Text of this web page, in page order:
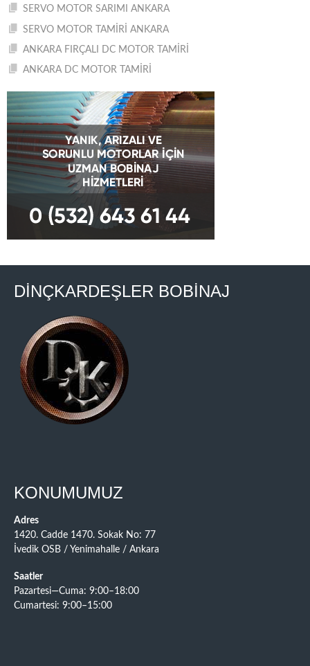
SERVO MOTOR SARIMI ANKARA
SERVO MOTOR TAMİRİ ANKARA
ANKARA FIRÇALI DC MOTOR TAMİRİ
ANKARA DC MOTOR TAMİRİ
DİNÇKARDEŞLER BOBİNAJ
KONUMUMUZ
Adres
1420. Cadde 1470. Sokak No: 77
İvedik OSB / Yenimahalle / Ankara
Saatler
Pazartesi—Cuma: 9:00–18:00
Cumartesi: 9:00–15:00